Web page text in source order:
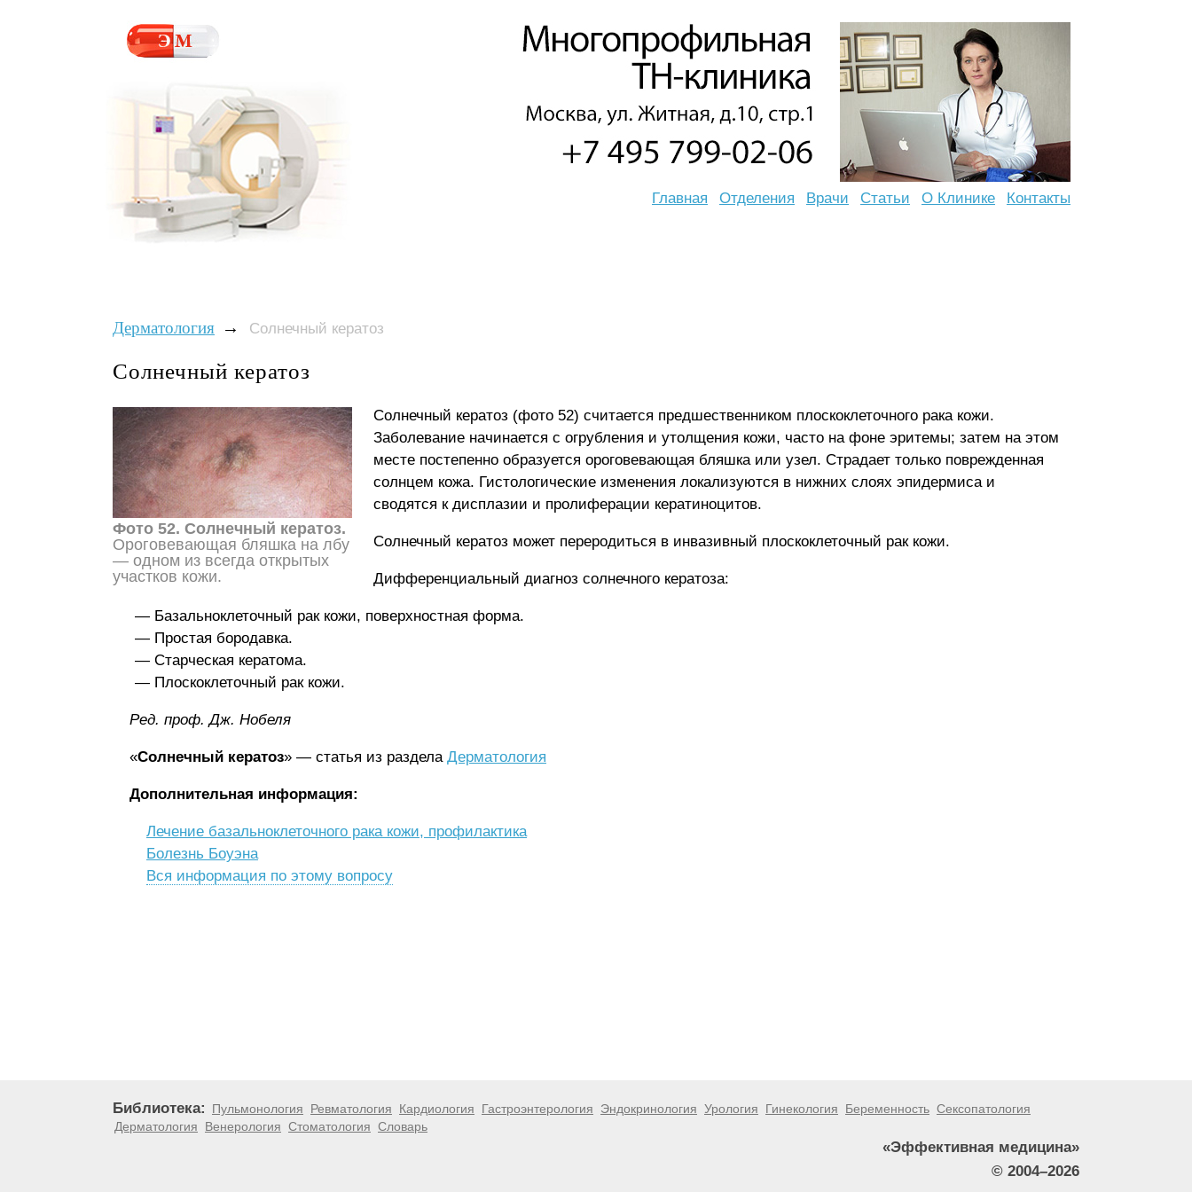
Главная Отделения Врачи Статьи О Клинике Контакты
Дерматология → Солнечный кератоз
Солнечный кератоз
Фото 52. Солнечный кератоз.
Ороговевающая бляшка на лбу
— одном из всегда открытых
участков кожи.
Солнечный кератоз (фото 52) считается предшественником плоскоклеточного рака кожи.
Заболевание начинается с огрубления и утолщения кожи, часто на фоне эритемы; затем на этом
месте постепенно образуется ороговевающая бляшка или узел. Страдает только поврежденная
солнцем кожа. Гистологические изменения локализуются в нижних слоях эпидермиса и
сводятся к дисплазии и пролиферации кератиноцитов.
Солнечный кератоз может переродиться в инвазивный плоскоклеточный рак кожи.
Дифференциальный диагноз солнечного кератоза:
Базальноклеточный рак кожи, поверхностная форма.
Простая бородавка.
Старческая кератома.
Плоскоклеточный рак кожи.
Ред. проф. Дж. Нобеля
«Солнечный кератоз» — статья из раздела Дерматология
Дополнительная информация:
Лечение базальноклеточного рака кожи, профилактика
Болезнь Боуэна
Вся информация по этому вопросу
Библиотека: Пульмонология Ревматология Кардиология Гастроэнтерология Эндокринология Урология Гинекология Беременность Сексопатология
Дерматология
Венерология Стоматология Словарь
«Эффективная медицина»
© 2004–2026